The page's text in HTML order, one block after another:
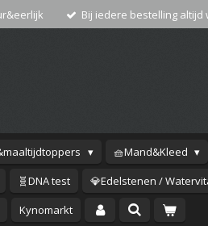
Bij iedere bestelling altijd
🧺Mand&Kleed
🧬DNA test 💎Edelstenen /
Kynomarkt